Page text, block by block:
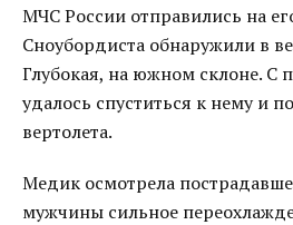
МЧС России отправились на
Сноубордиста обнаружили в
Глубокая, на южном склоне. С
удалось спуститься к нему и
вертолета.
Медик осмотрела
мужчины сильное